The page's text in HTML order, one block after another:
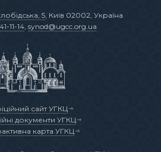
5 , Київ 02002, Україна
11-14, synod@ugcc.org.ua
сайт УГКЦ
документи УГКЦ
карта УГКЦ